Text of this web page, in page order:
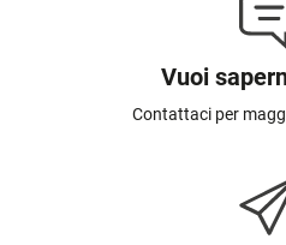
Vuoi
Contattaci per